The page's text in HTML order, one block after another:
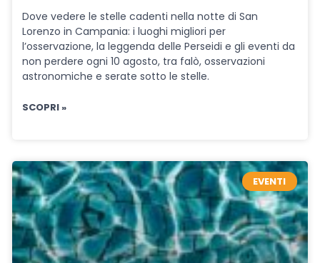
Dove vedere le stelle cadenti nella notte di San
Lorenzo in Campania: i luoghi migliori per
l’osservazione, la leggenda delle Perseidi e gli eventi da
non perdere ogni 10 agosto, tra falò, osservazioni
astronomiche e serate sotto le stelle.
SCOPRI »
EVENTI